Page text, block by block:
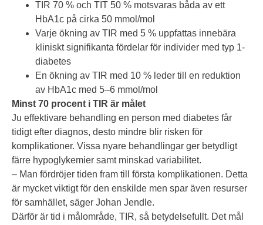
TIR 70 % och TIT 50 % motsvaras båda av ett
HbA1c på cirka 50 mmol/mol
Varje ökning av TIR med 5 % uppfattas innebära
kliniskt signifikanta fördelar för individer med typ 1-
diabetes
En ökning av TIR med 10 % leder till en reduktion
av HbA1c med 5–6 mmol/mol
Minst 70 procent i TIR är målet
Ju effektivare behandling en person med diabetes får
tidigt efter diagnos, desto mindre blir risken för
komplikationer. Vissa nyare behandlingar ger betydligt
färre hypoglykemier samt minskad variabilitet.
– Man fördröjer tiden fram till första komplikationen. Detta
är mycket viktigt för den enskilde men spar även resurser
för samhället, säger Johan Jendle.
Därför är tid i målområde, TIR, så betydelsefullt. Det mål